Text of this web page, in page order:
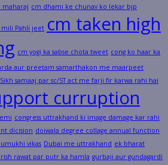
maharaj cm dhami ke chunav ko lekar bjp
Pahli jeet cm taken high
cm yogi ka sabse chota tweet cong ko haar ka
aur preetam samarthakon me maarpeet
samaaj par sc/ST act me farji fir karwa rahi hai
curruption
congress uttrakhand ki image damage kar rahi
dicision doiwala degree collage annual function
vikas Dubai me uttrakhand ek bharat
rawat par putr ka hamla gurbaji aur gundagardi